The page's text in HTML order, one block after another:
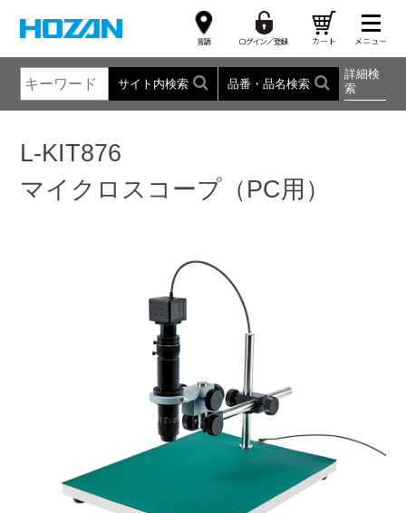
サイト内検索 品番・品名検索
詳細検
索
L-KIT876
マイクロスコープ（PC用）